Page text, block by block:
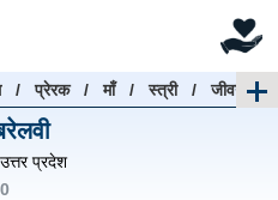
/प्रेरक/माँ/स्त्री/जीवन
उत्तर प्रदेश
में हिन्दी में लिखें और